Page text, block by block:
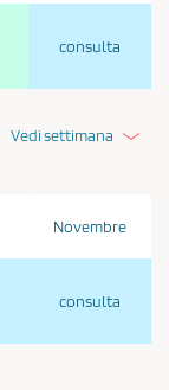
consulta
Vedi settimana
Novembre
consulta